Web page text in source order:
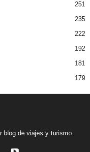
251
235
222
192
181
179
blog de viajes y turismo.